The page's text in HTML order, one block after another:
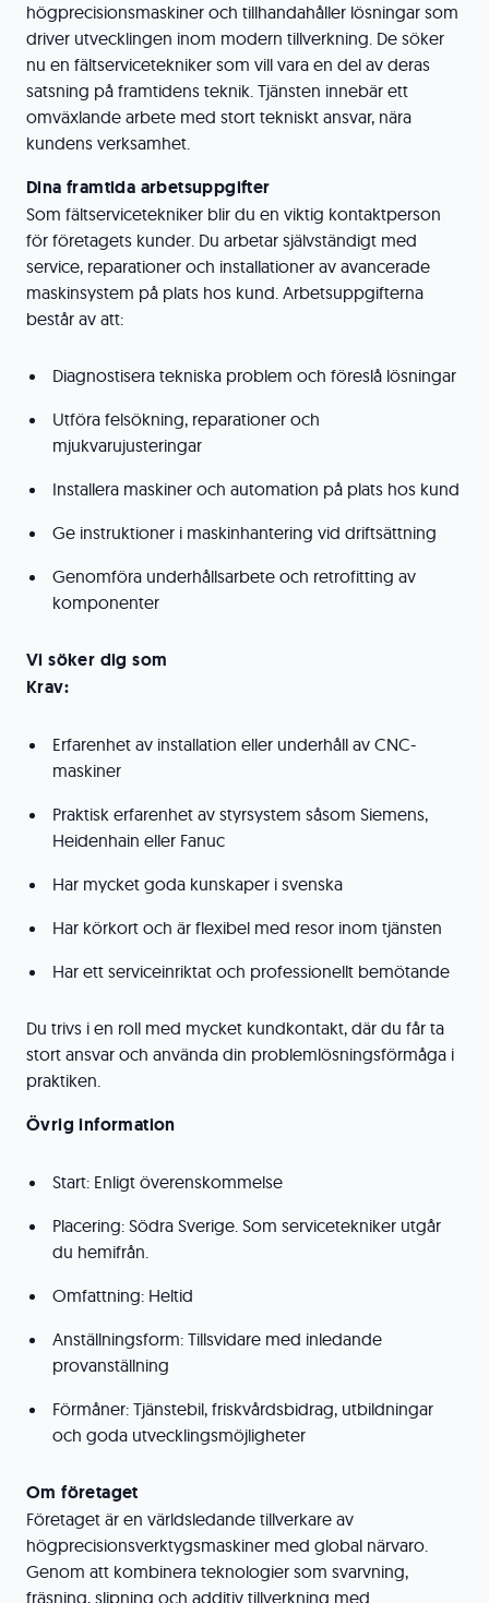
högprecisionsmaskiner och tillhandahåller lösningar som
driver utvecklingen inom modern tillverkning. De söker
nu en fältservicetekniker som vill vara en del av deras
satsning på framtidens teknik. Tjänsten innebär ett
omväxlande arbete med stort tekniskt ansvar, nära
kundens verksamhet.
Dina framtida arbetsuppgifter
Som fältservicetekniker blir du en viktig kontaktperson
för företagets kunder. Du arbetar självständigt med
service, reparationer och installationer av avancerade
maskinsystem på plats hos kund. Arbetsuppgifterna
består av att:
Diagnostisera tekniska problem och föreslå lösningar
Utföra felsökning, reparationer och
mjukvarujusteringar
Installera maskiner och automation på plats hos kund
Ge instruktioner i maskinhantering vid driftsättning
Genomföra underhållsarbete och retrofitting av
komponenter
Vi söker dig som
Krav:
Erfarenhet av installation eller underhåll av CNC-
maskiner
Praktisk erfarenhet av styrsystem såsom Siemens,
Heidenhain eller Fanuc
Har mycket goda kunskaper i svenska
Har körkort och är flexibel med resor inom tjänsten
Har ett serviceinriktat och professionellt bemötande
Du trivs i en roll med mycket kundkontakt, där du får ta
stort ansvar och använda din problemlösningsförmåga i
praktiken.
Övrig information
Start: Enligt överenskommelse
Placering: Södra Sverige. Som servicetekniker utgår
du hemifrån.
Omfattning: Heltid
Anställningsform: Tillsvidare med inledande
provanställning
Förmåner: Tjänstebil, friskvårdsbidrag, utbildningar
och goda utvecklingsmöjligheter
Om företaget
Företaget är en världsledande tillverkare av
högprecisionsverktygsmaskiner med global närvaro.
Genom att kombinera teknologier som svarvning,
fräsning, slipning och additiv tillverkning med